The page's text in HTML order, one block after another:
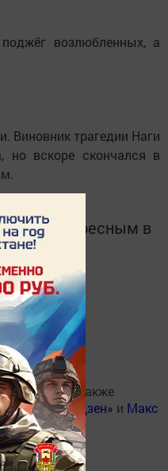
возлюбленных, а
Виновник трагедии Наги
но вскоре скончался в
и интересным в
в
MАХ:
канал, а также
,«Дзен» и Макс